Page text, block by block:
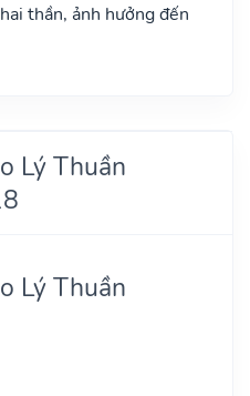
thần, ảnh hưởng đến
Lý Thuần
Lý Thuần